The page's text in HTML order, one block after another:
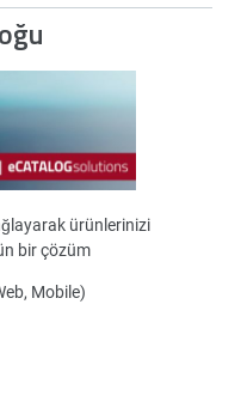
ürünlerinizi
bir çözüm
Mobile)